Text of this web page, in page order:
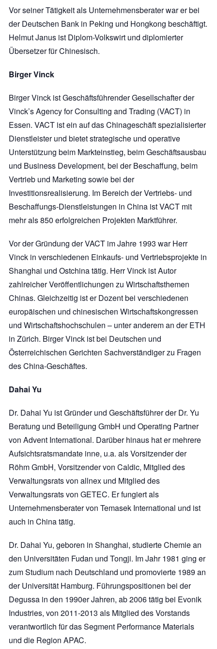
Vor seiner Tätigkeit als Unternehmensberater war er bei
der Deutschen Bank in Peking und Hongkong beschäftigt.
Helmut Janus ist Diplom-Volkswirt und diplomierter
Übersetzer für Chinesisch.
Birger Vinck
Birger Vinck ist Geschäftsführender Gesellschafter der
Vinck’s Agency for Consulting and Trading (VACT) in
Essen. VACT ist ein auf das Chinageschäft spezialisierter
Dienstleister und bietet strategische und operative
Unterstützung beim Markteinstieg, beim Geschäftsausbau
und Business Development, bei der Beschaffung, beim
Vertrieb und Marketing sowie bei der
Investitionsrealisierung. Im Bereich der Vertriebs- und
Beschaffungs-Dienstleistungen in China ist VACT mit
mehr als 850 erfolgreichen Projekten Marktführer.
Vor der Gründung der VACT im Jahre 1993 war Herr
Vinck in verschiedenen Einkaufs- und Vertriebsprojekte in
Shanghai und Ostchina tätig. Herr Vinck ist Autor
zahlreicher Veröffentlichungen zu Wirtschaftsthemen
Chinas. Gleichzeitig ist er Dozent bei verschiedenen
europäischen und chinesischen Wirtschaftskongressen
und Wirtschaftshochschulen – unter anderem an der ETH
in Zürich. Birger Vinck ist bei Deutschen und
Österreichischen Gerichten Sachverständiger zu Fragen
des China-Geschäftes.
Dahai Yu
Dr. Dahai Yu ist Gründer und Geschäftsführer der Dr. Yu
Beratung und Beteiligung GmbH und Operating Partner
von Advent International. Darüber hinaus hat er mehrere
Aufsichtsratsmandate inne, u.a. als Vorsitzender der
Röhm GmbH, Vorsitzender von Caldic, Mitglied des
Verwaltungsrats von allnex und Mitglied des
Verwaltungsrats von GETEC. Er fungiert als
Unternehmensberater von Temasek International und ist
auch in China tätig.
Dr. Dahai Yu, geboren in Shanghai, studierte Chemie an
den Universitäten Fudan und Tongji. Im Jahr 1981 ging er
zum Studium nach Deutschland und promovierte 1989 an
der Universität Hamburg. Führungspositionen bei der
Degussa in den 1990er Jahren, ab 2006 tätig bei Evonik
Industries, von 2011-2013 als Mitglied des Vorstands
verantwortlich für das Segment Performance Materials
und die Region APAC.